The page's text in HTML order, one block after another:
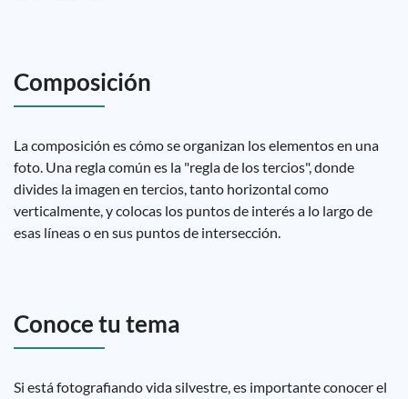
Composición
La composición es cómo se organizan los elementos en una
foto. Una regla común es la "regla de los tercios", donde
divides la imagen en tercios, tanto horizontal como
verticalmente, y colocas los puntos de interés a lo largo de
esas líneas o en sus puntos de intersección.
Conoce tu tema
Si está fotografiando vida silvestre, es importante conocer el